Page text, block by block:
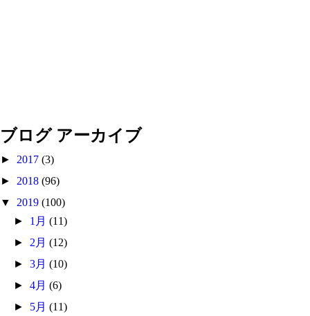
ブログ アーカイブ
► 2017 (3)
► 2018 (96)
▼ 2019 (100)
► 1月(11)
► 2月(12)
►3月(10)
►4月(6)
► 5月(11)